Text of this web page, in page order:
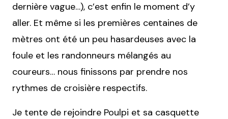
dernière vague…), c’est enfin le moment d’y
aller. Et même si les premières centaines de
mètres ont été un peu hasardeuses avec la
foule et les randonneurs mélangés au
coureurs… nous finissons par prendre nos
rythmes de croisière respectifs.
Je tente de rejoindre Poulpi et sa casquette